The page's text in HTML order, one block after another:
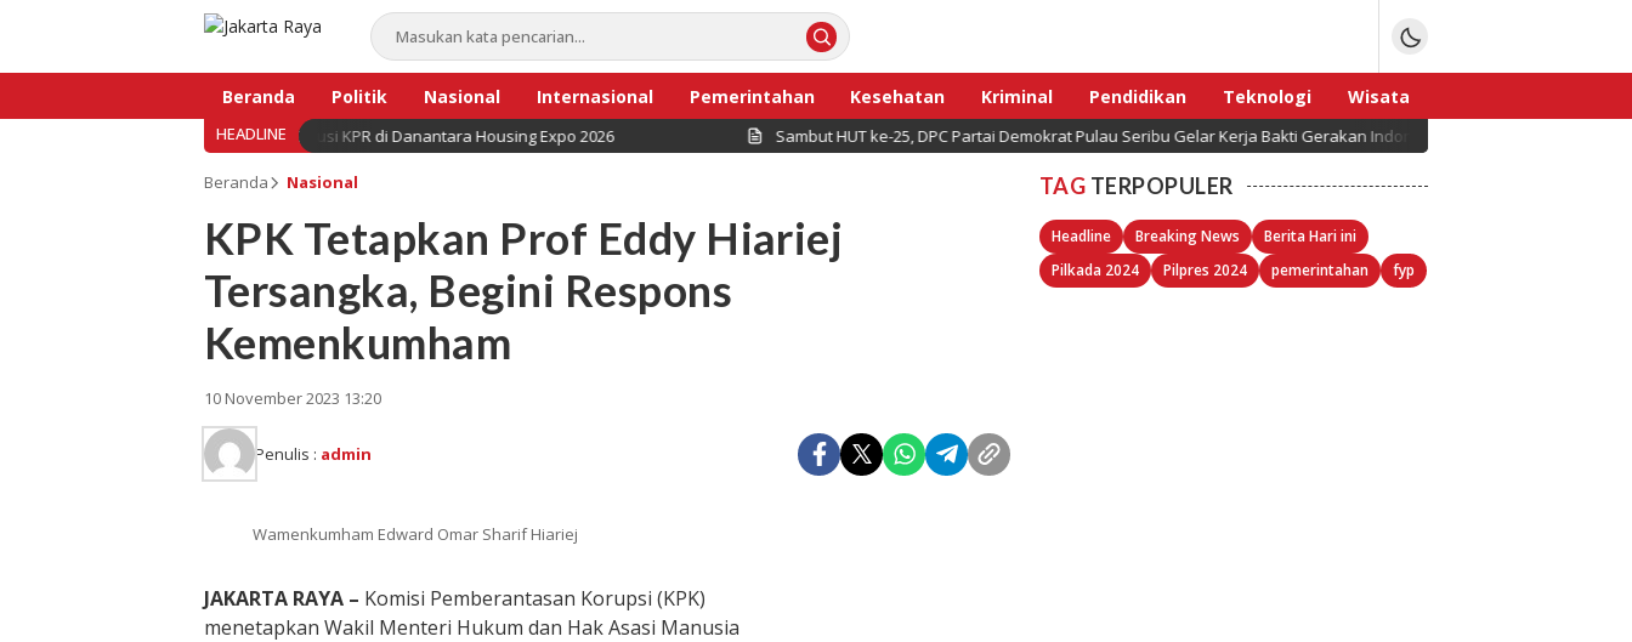
Beranda Politik Nasional Internasional Pemerintahan Kesehatan Kriminal Pendidikan Teknologi
Wisata
Bisnis
Sport
HEADLINE
Diperkuat, BNI Hadirkan Solusi KPR di Danantara Housing Expo 2026 Sambut HUT ke-25, DPC Partai Demokrat Pulau Seribu Gelar Kerja Bakti Gerakan Indonesia ASRI Langit Biru
Beranda Nasional
KPK Tetapkan Prof Eddy Hiariej
Tersangka, Begini Respons
Kemenkumham
10 November 2023 13:20
Penulis : admin
Wamenkumham Edward Omar Sharif Hiariej
JAKARTA RAYA – Komisi Pemberantasan Korupsi (KPK)
menetapkan Wakil Menteri Hukum dan Hak Asasi Manusia
TAG TERPOPULER
Headline Breaking News
Berita Hari ini
Pilkada 2024
Pilpres 2024 pemerintahan fyp